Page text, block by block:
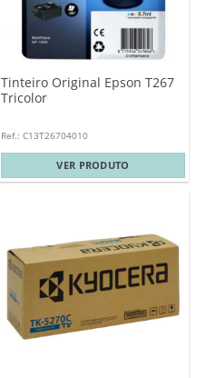
Tinteiro Original Epson T267
Tricolor
Ref.: C13T26704010
VER PRODUTO